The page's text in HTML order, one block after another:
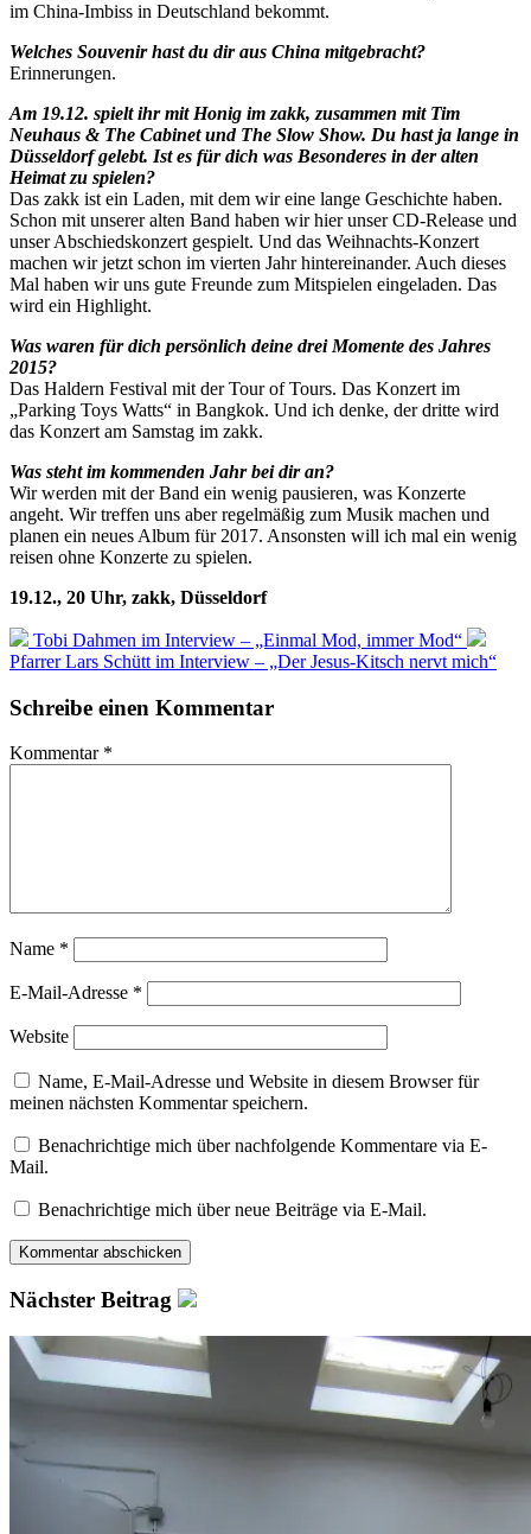
im China-Imbiss in Deutschland bekommt.
Welches Souvenir hast du dir aus China mitgebracht?
Erinnerungen.
Am 19.12. spielt ihr mit Honig im zakk, zusammen mit Tim
Neuhaus & The Cabinet und The Slow Show. Du hast ja lange in
Düsseldorf gelebt. Ist es für dich was Besonderes in der alten
Heimat zu spielen?
Das zakk ist ein Laden, mit dem wir eine lange Geschichte haben.
Schon mit unserer alten Band haben wir hier unser CD-Release und
unser Abschiedskonzert gespielt. Und das Weihnachts-Konzert
machen wir jetzt schon im vierten Jahr hintereinander. Auch dieses
Mal haben wir uns gute Freunde zum Mitspielen eingeladen. Das
wird ein Highlight.
Was waren für dich persönlich deine drei Momente des Jahres
2015?
Das Haldern Festival mit der Tour of Tours. Das Konzert im
„Parking Toys Watts“ in Bangkok. Und ich denke, der dritte wird
das Konzert am Samstag im zakk.
Was steht im kommenden Jahr bei dir an?
Wir werden mit der Band ein wenig pausieren, was Konzerte
angeht. Wir treffen uns aber regelmäßig zum Musik machen und
planen ein neues Album für 2017. Ansonsten will ich mal ein wenig
reisen ohne Konzerte zu spielen.
19.12., 20 Uhr, zakk, Düsseldorf
Tobi Dahmen im Interview – „Einmal Mod, immer Mod“
Pfarrer Lars Schütt im Interview – „Der Jesus-Kitsch nervt mich“
Schreibe einen Kommentar
Kommentar *
Name *
E-Mail-Adresse *
Website
Name, E-Mail-Adresse und Website in diesem Browser für
meinen nächsten Kommentar speichern.
Benachrichtige mich über nachfolgende Kommentare via E-
Mail.
Benachrichtige mich über neue Beiträge via E-Mail.
Nächster Beitrag